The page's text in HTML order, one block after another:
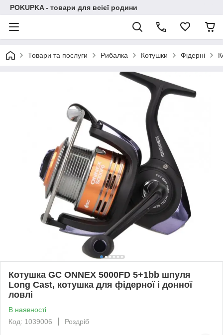
POKUPKA - товари для всієї родини
Товари та послуги Рибалка Котушки Фідерні
Котушка GC ONNEX 5000FD 5+1bb шпуля
Long Cast, котушка для фідерної і донної
ловлі
В наявності
Код: 1039006
Роздріб